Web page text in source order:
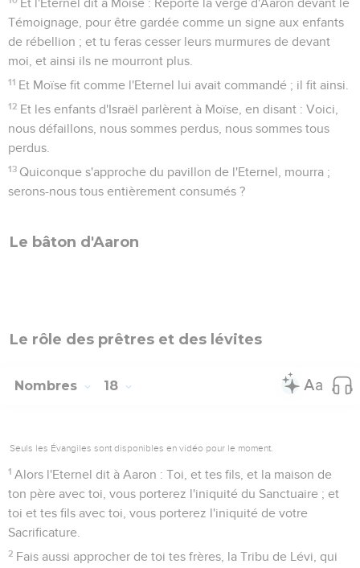
Et l'Eternel dit à Moïse : Reporte la verge d'Aaron devant le
Témoignage, pour être gardée comme un signe aux enfants
de rébellion ; et tu feras cesser leurs murmures de devant
moi, et ainsi ils ne mourront plus.
11 Et Moïse fit comme l'Eternel lui avait commandé ; il fit ainsi.
12 Et les enfants d'Israël parlèrent à Moïse, en disant : Voici,
nous défaillons, nous sommes perdus, nous sommes tous
perdus.
13 Quiconque s'approche du pavillon de l'Eternel, mourra ;
serons-nous tous entièrement consumés ?
Le bâton d'Aaron
Le rôle des prêtres et des lévites
Nombres 18
Seuls les Évangiles sont disponibles en vidéo pour le moment.
1 Alors l'Eternel dit à Aaron : Toi, et tes fils, et la maison de
ton père avec toi, vous porterez l'iniquité du Sanctuaire ; et
toi et tes fils avec toi, vous porterez l'iniquité de votre
Sacrificature.
2 Fais aussi approcher de toi tes frères, la Tribu de Lévi, qui